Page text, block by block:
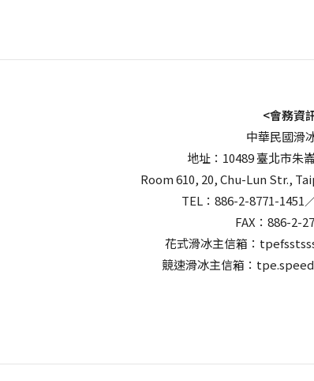
<會務資
中華民國滑
地址：10489 臺北市朱
Room 610, 20, Chu-Lun Str.,
TEL：886-2-8771-1451
FAX：886-2-
花式滑冰主信箱：
競速滑冰主信箱：